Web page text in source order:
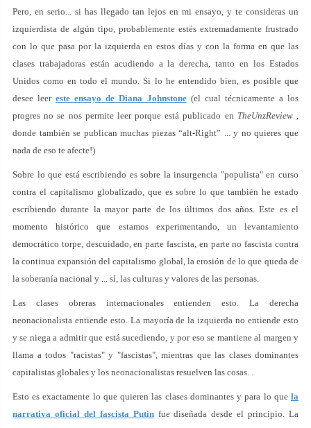
Pero, en serio... si has llegado tan lejos en mi ensayo, y te consideras un
izquierdista de algún tipo, probablemente estés extremadamente frustrado
con lo que pasa por la izquierda en estos días y con la forma en que las
clases trabajadoras están acudiendo a la derecha, tanto en los Estados
Unidos como en todo el mundo. Si lo he entendido bien, es posible que
desee leereste ensayo de Diana Johnstone(el cual técnicamente a los
progres no se nos permite leer porque está publicado en TheUnzReview,
donde también se publican muchas piezas “alt-Right” ... y no quieres que
nada de eso te afecte!)
Sobre lo que está escribiendo es sobre la insurgencia "populista" en curso
contra el capitalismo globalizado, que es sobre lo que también he estado
escribiendo durante la mayor parte de los últimos dos años. Este es el
momento histórico que estamos experimentando, un levantamiento
democrático torpe, descuidado, en parte fascista, en parte no fascista contra
la continua expansión del capitalismo global, la erosión de lo que queda de
la soberanía nacional y ... sí, las culturas y valores de las personas.
Las clases obreras internacionales entienden esto. La derecha
neonacionalista entiende esto. La mayoría de la izquierda no entiende esto
y se niega a admitir que está sucediendo, y por eso se mantiene al margen y
llama a todos "racistas" y "fascistas", mientras que las clases dominantes
capitalistas globales y los neonacionalistas resuelven las cosas. .
Esto es exactamente lo que quieren las clases dominantes y para lo que la
narrativa oficial del fascista Putinfue diseñada desde el principio. La